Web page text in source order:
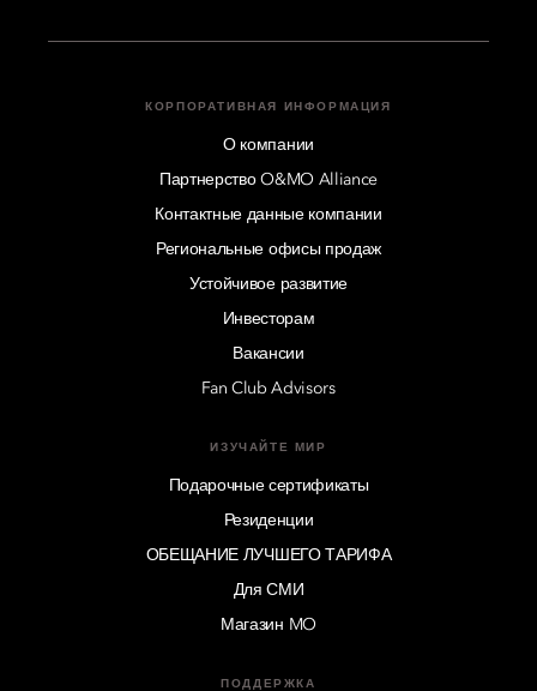
КОРПОРАТИВНАЯ ИНФОРМАЦИЯ
О компании
Партнерство O&MO Alliance
Контактные данные компании
Региональные офисы продаж
Устойчивое развитие
Инвесторам
Вакансии
Fan Club Advisors
ИЗУЧАЙТЕ МИР
Подарочные сертификаты
Резиденции
ОБЕЩАНИЕ ЛУЧШЕГО ТАРИФА
Для СМИ
Магазин MO
ПОДДЕРЖКА